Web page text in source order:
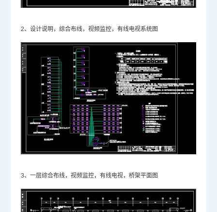
2、设计说明，综合布线，视频监控，有线电视系统图
3、一层综合布线，视频监控，有线电视，桥架平面图